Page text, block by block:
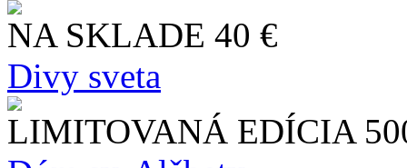
NA SKLADE 40 €
Divy sveta
LIMITOVANÁ EDÍCIA